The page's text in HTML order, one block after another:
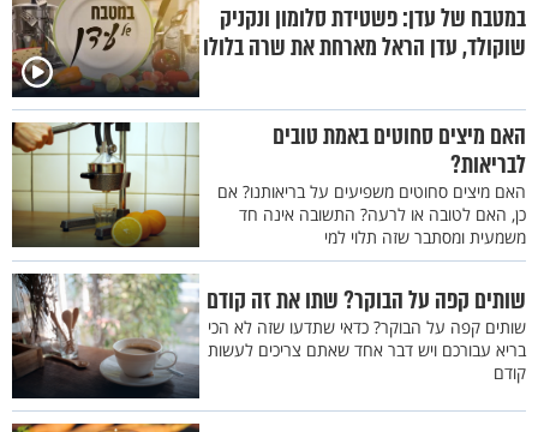
במטבח של עדן: פשטידת סלומון ונקניק
שוקולד, עדן הראל מארחת את שרה בלולו
האם מיצים סחוטים באמת טובים
לבריאות?
האם מיצים סחוטים משפיעים על בריאותנו? אם
כן, האם לטובה או לרעה? התשובה אינה חד
משמעית ומסתבר שזה תלוי למי
שותים קפה על הבוקר? שתו את זה קודם
שותים קפה על הבוקר? כדאי שתדעו שזה לא הכי
בריא עבורכם ויש דבר אחד שאתם צריכים לעשות
קודם